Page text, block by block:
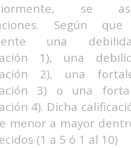
se
Según
una
1), una
2), una
3) o una
4). Dicha
menor a mayor
(1 a 5 ó 1 al 10)